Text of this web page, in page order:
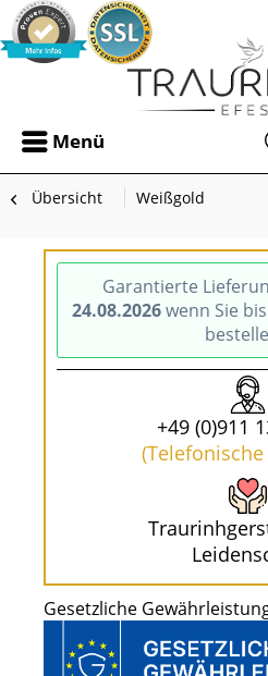
Menü
Übersicht Weißgold
Garantierte
24.08.2026wenn Sie
+49 (0)911
Gesetzliche